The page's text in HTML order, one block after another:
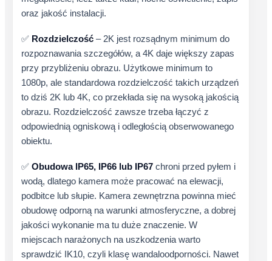
oraz jakość instalacji.
✅ Rozdzielczość – 2K jest rozsądnym minimum do
rozpoznawania szczegółów, a 4K daje większy zapas
przy przybliżeniu obrazu. Użytkowe minimum to
1080p, ale standardowa rozdzielczość takich urządzeń
to dziś 2K lub 4K, co przekłada się na wysoką jakością
obrazu. Rozdzielczość zawsze trzeba łączyć z
odpowiednią ogniskową i odległością obserwowanego
obiektu.
✅ Obudowa IP65, IP66 lub IP67 chroni przed pyłem i
wodą, dlatego kamera może pracować na elewacji,
podbitce lub słupie. Kamera zewnętrzna powinna mieć
obudowę odporną na warunki atmosferyczne, a dobrej
jakości wykonanie ma tu duże znaczenie. W
miejscach narażonych na uszkodzenia warto
sprawdzić IK10, czyli klasę wandaloodporności. Nawet